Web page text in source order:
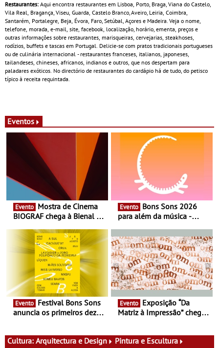
Restaurantes: Aqui encontra restaurantes em Lisboa, Porto, Braga, Viana do Castelo,
Vila Real, Bragança, Viseu, Guarda, Castelo Branco, Aveiro, Leiria, Coimbra,
Santarém, Portalegre, Beja, Évora, Faro, Setúbal, Açores e Madeira. Veja o nome,
telefone, morada, e-mail, site, facebook, localização, horário, ementa, preços e
outras informações sobre restaurantes, marisqueiras, cervejarias, steakhoses,
rodízios, buffets e tascas em Portugal. Delicie-se com pratos tradicionais portugueses
ou de culinária internacional - restaurantes franceses, italianos, japoneses,
tailandeses, chineses, africanos, indianos e outros, que nos despertam para
paladares exóticos. No directório de restaurantes do cardápio há de tudo, do petisco
típico à receita requintada.
Eventos
Evento
BIOGRAF chega à Bienal de
Documentário, ensaio
fílmico e práticas artísticas
Evento
para além da música -
percursos, oficinas,
atividades para toda a
família e muito mais
Evento
anuncia os primeiros dez
Evento
Matriz à Impressão” chega
nova exposição do Museu
Cultura: Arquitectura e Design
Pintura e Escultura